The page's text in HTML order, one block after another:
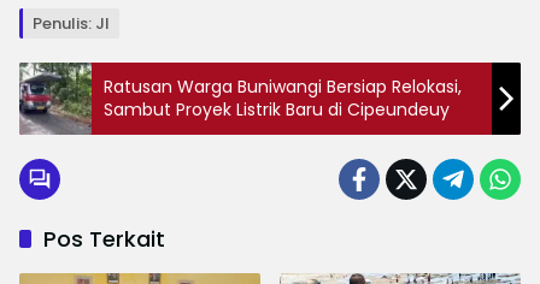
Penulis: Jl
Ratusan Warga Buniwangi Bersiap Relokasi,
Sambut Proyek Listrik Baru di Cipeundeuy
Pos Terkait